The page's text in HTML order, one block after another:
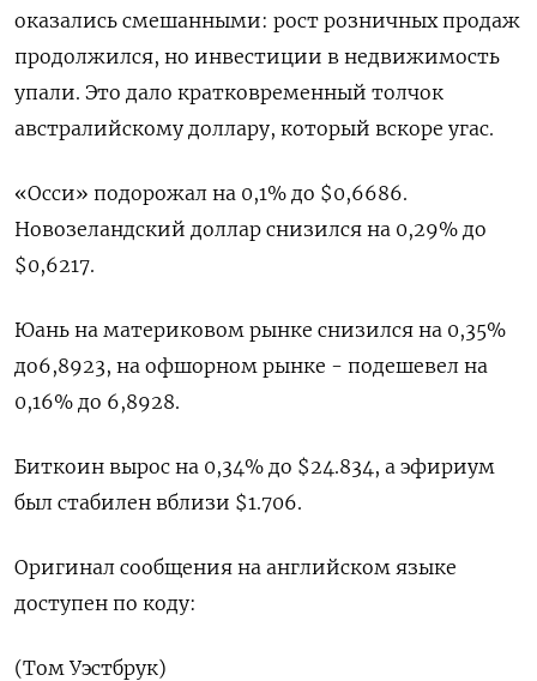
оказались смешанными: рост розничных продаж
продолжился, но инвестиции в недвижимость
упали. Это дало кратковременный толчок
австралийскому доллару, который вскоре угас.
«Осси» подорожал на 0,1% до $0,6686​.
Новозеландский доллар снизился на 0,29% до
$0,6217​.
Юань на материковом рынке снизился на 0,35%
до​ 6,8923​, на офшорном рынке - подешевел на
0,16% до 6,8928.
Биткоин вырос на 0,34% до $24.834, а эфириум
был стабилен вблизи $1.706.
Оригинал сообщения на английском языке
доступен по коду:
(Том Уэстбрук)